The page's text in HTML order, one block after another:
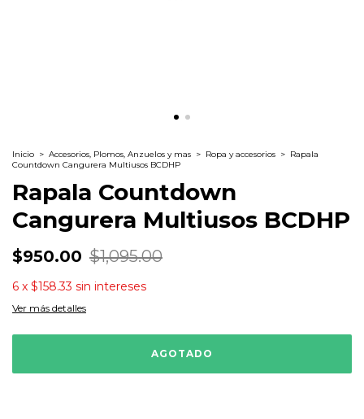
Inicio > Accesorios, Plomos, Anzuelos y mas > Ropa y accesorios > Rapala
Countdown Cangurera Multiusos BCDHP
Rapala Countdown
Cangurera Multiusos BCDHP
$950.00 $1,095.00
6 x $158.33 sin intereses
Ver más detalles